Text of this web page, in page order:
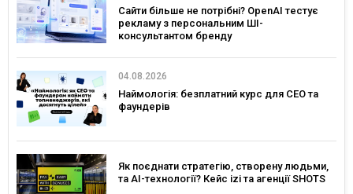
Сайти більше не потрібні? OpenAI тестує
рекламу з персональним ШІ-
консультантом бренду
04.08.2026
Наймологія: безплатний курс для CEO та
фаундерів
Як поєднати стратегію, створену людьми,
та AI-технології? Кейс izi та агенції SHOTS